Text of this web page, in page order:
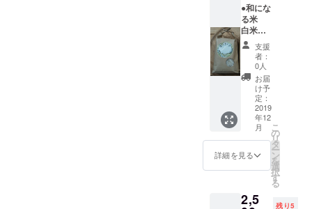
●和にな
る米
白米
450グラ
ム（約3
合） 宮
崎県綾
町産。
農薬や
除草
剤、化
学肥
料・動
物性肥
料を使
わず、
干した
支援
者：
0人
お届
け予
定：
2019
年12
月
詳細を見る
こ
の
リ
タ
ー
ン
を
選
択
す
る
2,5 残り5